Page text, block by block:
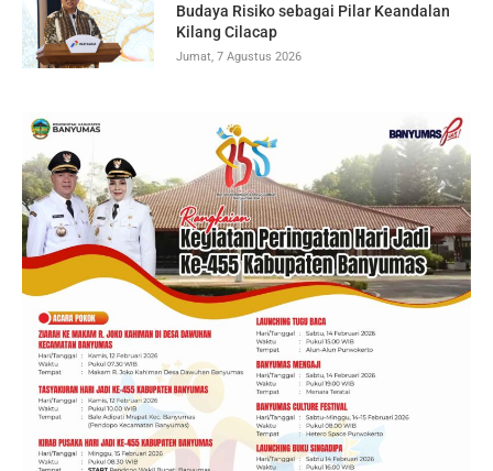
Budaya Risiko sebagai Pilar Keandalan
Kilang Cilacap
Jumat, 7 Agustus 2026